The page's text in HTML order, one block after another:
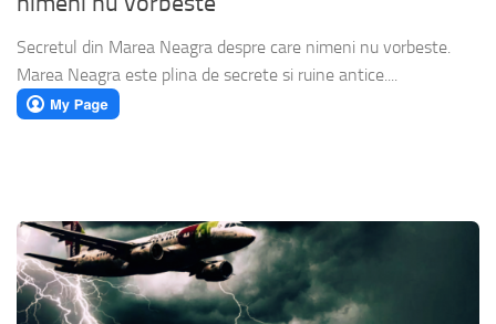
Secretul din Marea Neagra despre care nimeni nu vorbeste.
Marea Neagra este plina de secrete si ruine antice....